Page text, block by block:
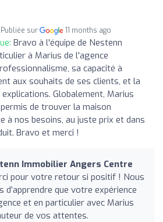
Publiée sur 11 months ago
Bravo à l'équipe de Nestenn
à Marius de l'agence
sa capacité à
aux souhaits de ses clients, et la
Globalement, Marius
de trouver la maison
à nos besoins, au juste prix et dans
Bravo et merci !
Immobilier Angers Centre
pour votre retour si positif ! Nous
d’apprendre que votre expérience
et en particulier avec Marius
de vos attentes.